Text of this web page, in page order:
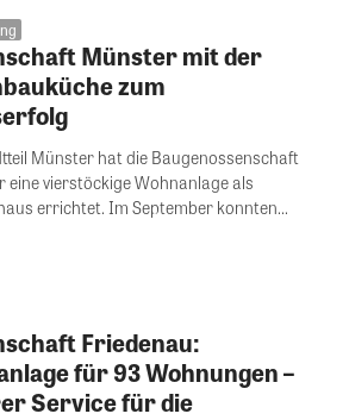
Münster mit der
zum
Münster hat die Baugenossenschaft
eine vierstöckige Wohnanlage als
errichtet. Im September konnten...
Friedenau:
für 93 Wohnungen –
Service für die